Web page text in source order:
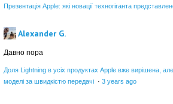
Презентація Apple: які новації техногіганта
Alexander G.
Давно пора
Доля Lightning в усіх продуктах Apple вже вирішена,
моделі за швидкістю передачі · 3 years ago